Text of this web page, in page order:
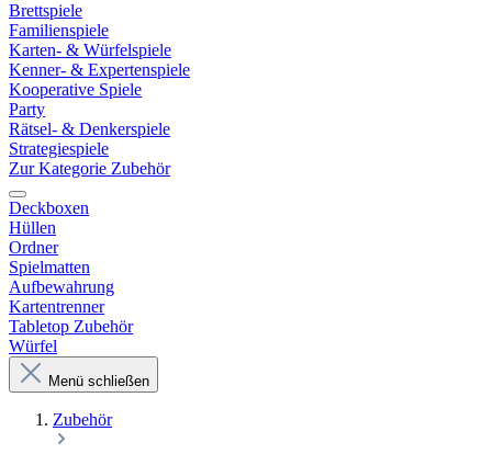
Brettspiele
Familienspiele
Karten- & Würfelspiele
Kenner- & Expertenspiele
Kooperative Spiele
Party
Rätsel- & Denkerspiele
Strategiespiele
Zur Kategorie Zubehör
Deckboxen
Hüllen
Ordner
Spielmatten
Aufbewahrung
Kartentrenner
Tabletop Zubehör
Würfel
Menü schließen
Zubehör